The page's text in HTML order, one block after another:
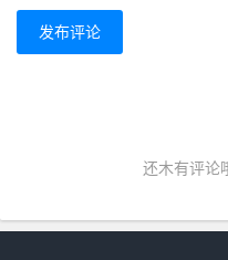
发布评论
还木有评论